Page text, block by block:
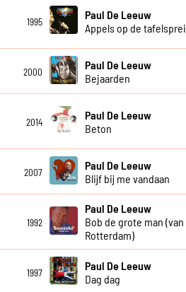
1995
Paul De Leeuw
Appels op de tafelsprei
2000
Paul De Leeuw
Bejaarden
2014
Paul De Leeuw
Beton
2007
Paul De Leeuw
Blijf bij me vandaan
1992
Paul De Leeuw
Bob de grote man (van
Rotterdam)
1997
Paul De Leeuw
Dag dag